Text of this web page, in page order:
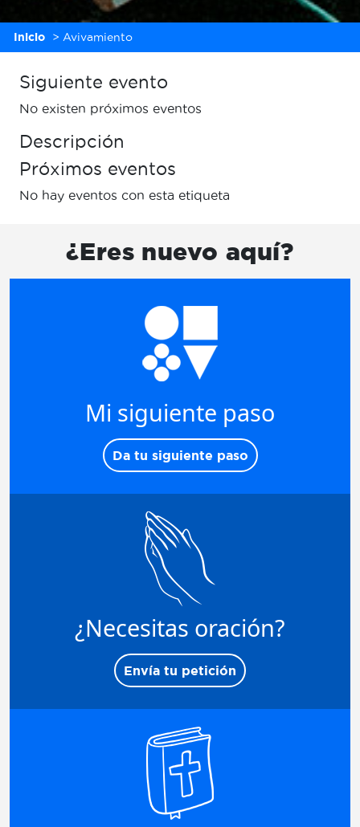
Inicio > Avivamiento
Siguiente evento
No existen próximos eventos
Descripción
Próximos eventos
No hay eventos con esta etiqueta
¿Eres nuevo aquí?
Mi siguiente paso
Da tu siguiente paso
¿Necesitas oración?
Envía tu petición